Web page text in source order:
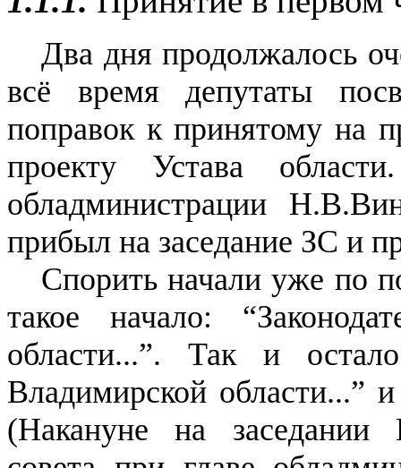
Два дня продолжалось
всё время депутаты
поправок к принятому на
проекту Устава
обладминистрации
прибыл на заседание ЗС и
Спорить начали уже по
такое начало:
области...”. Так и
Владимирской области...”
(Накануне на заседании